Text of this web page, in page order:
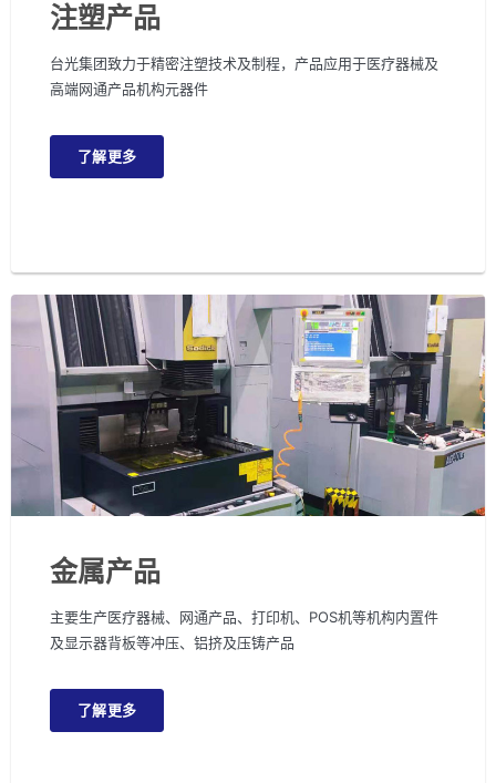
注塑产品
台光集团致力于精密注塑技术及制程，产品应用于医疗器械及
高端网通产品机构元器件
了解更多
金属产品
主要生产医疗器械、网通产品、打印机、POS机等机构内置件
及显示器背板等冲压、铝挤及压铸产品
了解更多